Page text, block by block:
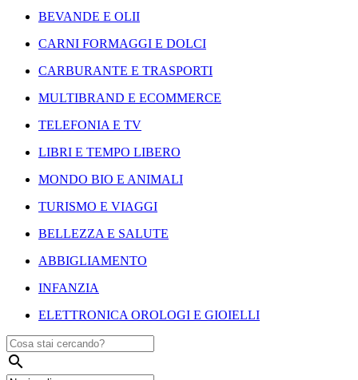
BEVANDE E OLII
CARNI FORMAGGI E DOLCI
CARBURANTE E TRASPORTI
MULTIBRAND E ECOMMERCE
TELEFONIA E TV
LIBRI E TEMPO LIBERO
MONDO BIO E ANIMALI
TURISMO E VIAGGI
BELLEZZA E SALUTE
ABBIGLIAMENTO
INFANZIA
ELETTRONICA OROLOGI E GIOIELLI
